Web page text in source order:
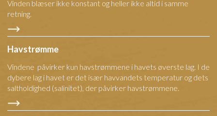
Vinden blæser ikke konstant og heller ikke altid i samme
retning.
Havstrømme
Vindene påvirker kun havstrømmene i havets øverste lag. I de
dybere lag i havet er det især havvandets temperatur og dets
saltholdighed (salinitet), der påvirker havstrømmene.